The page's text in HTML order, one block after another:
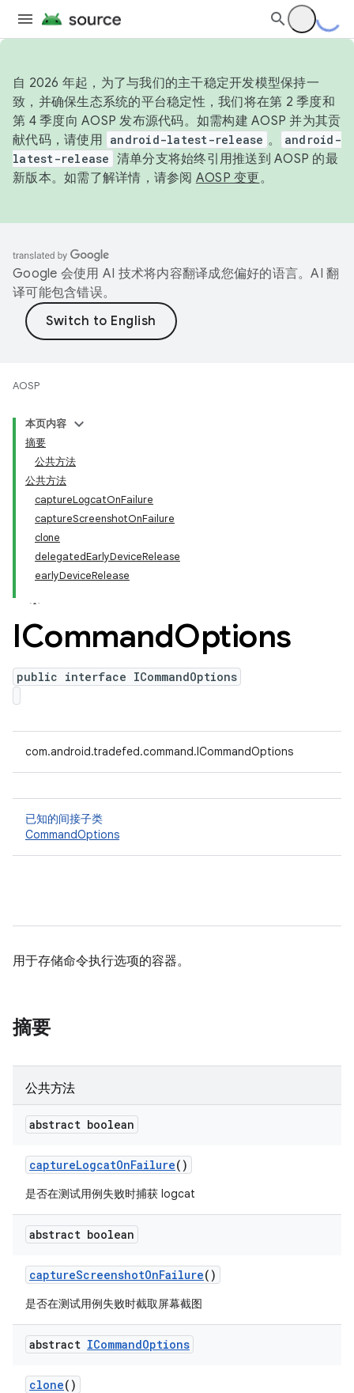
自 2026 年起，为了与我们的主干稳定开发模型保持一
致，并确保生态系统的平台稳定性，我们将在第 2 季度和
第 4 季度向 AOSP 发布源代码。如需构建 AOSP 并为其贡
献代码，请使用 android-latest-release 。
android-
latest-release 清单分支将始终引用推送到 AOSP 的最
新版本。如需了解详情，请参阅 AOSP 变更。
Google 会使用 AI 技术将内容翻译成您偏好的语言。AI 翻
译可能包含错误。
AOSP
本页内容
摘要
公共方法
公共方法
captureLogcatOnFailure
captureScreenshotOnFailure
clone
delegatedEarlyDeviceRelease
earlyDeviceRelease
ICommandOptions
public interface ICommandOptions
com.android.tradefed.command.ICommandOptions
已知的间接子类
CommandOptions
用于存储命令执行选项的容器。
摘要
公共方法
abstract boolean
captureLogcatOnFailure()
是否在测试用例失败时捕获 logcat
abstract boolean
captureScreenshotOnFailure()
是否在测试用例失败时截取屏幕截图
abstract ICommandOptions
clone()